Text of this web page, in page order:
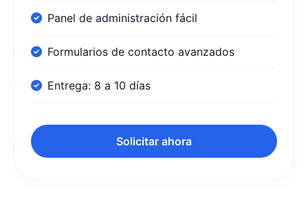
Panel de administración fácil
Formularios de contacto avanzados
Entrega: 8 a 10 días
Solicitar ahora